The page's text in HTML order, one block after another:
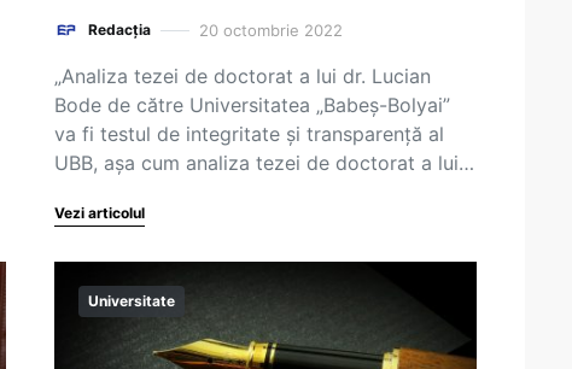
Redacția 20 octombrie 2022
„Analiza tezei de doctorat a lui dr. Lucian
Bode de către Universitatea „Babeș-Bolyai”
va fi testul de integritate și transparență al
UBB, așa cum analiza tezei de doctorat a lui…
Vezi articolul
Universitate